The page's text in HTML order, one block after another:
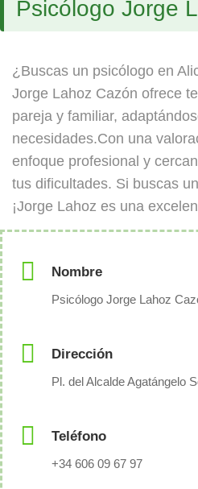
Psicólogo Jorge
¿Buscas un psicólogo en
Jorge Lahoz Cazón ofrece
pareja y familiar,
necesidades.Con una
enfoque profesional y
tus dificultades. Si buscas
¡Jorge Lahoz es una
Nombre
Psicólogo Jorge Lahoz
Dirección
Pl. del Alcalde Agatángelo
Teléfono
+34 606 09 67 97